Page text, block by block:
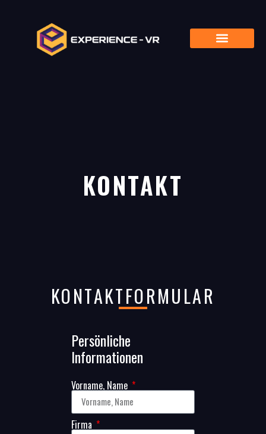
KONTAKT
KONTAKTFORMULAR
Persönliche
Informationen
Vorname, Name
Firma